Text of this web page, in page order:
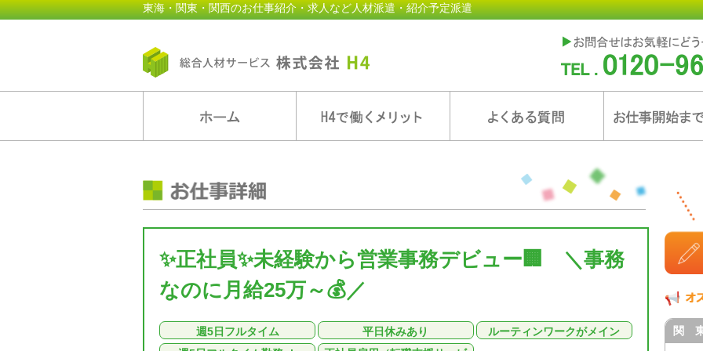
東海・関東・関西のお仕事紹介・求人など人材派遣・紹介予定派遣
✨正社員✨未経験から営業事務デビュー🏢 ＼事務
なのに月給25万～💰／
週5日フルタイム 平日休みあり
ルーティンワークがメイン
関